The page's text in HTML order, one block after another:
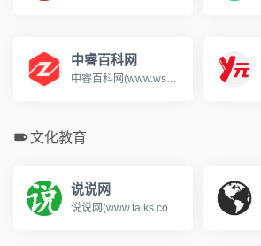
中睿百科网
中睿百科网(www.ws46.com)分享百科小知识，这里汇聚了知识问答、生活常识，帮助用户解决生活中的常见问题。
文化教育
说说网
说说网(www.taiks.com)提供各种人生感悟的说说美文句子。有说说短句、说说美文、说说故事、说说作文及说说诗歌等,带给您最深的感动。